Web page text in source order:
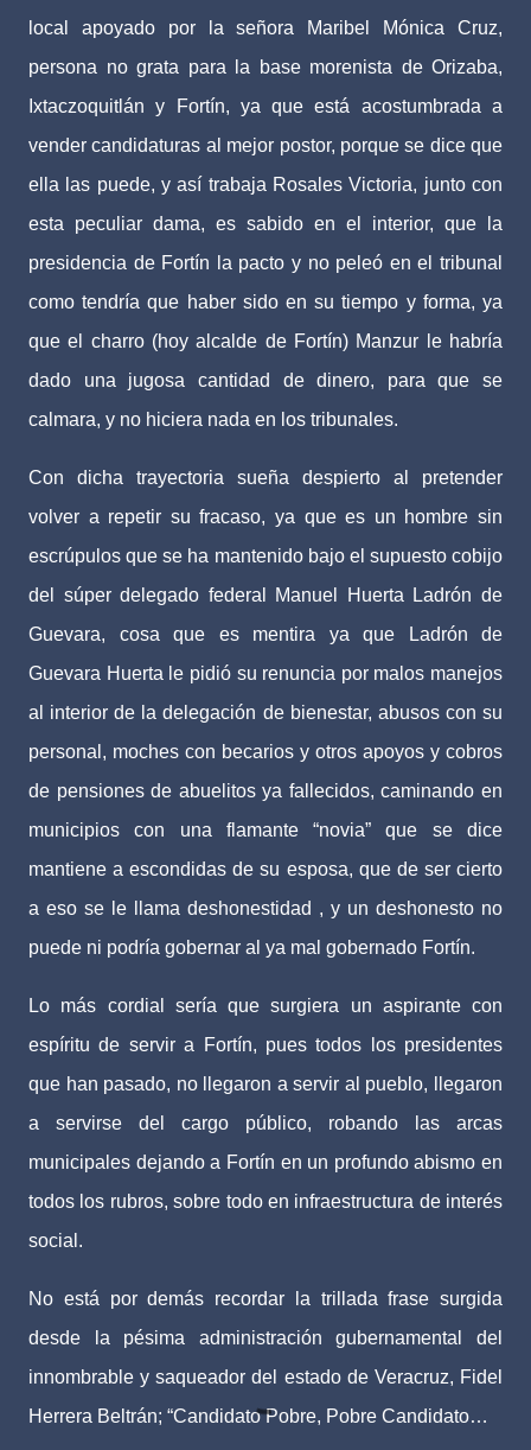
local apoyado por la señora Maribel Mónica Cruz,
persona no grata para la base morenista de Orizaba,
Ixtaczoquitlán y Fortín, ya que está acostumbrada a
vender candidaturas al mejor postor, porque se dice que
ella las puede, y así trabaja Rosales Victoria, junto con
esta peculiar dama, es sabido en el interior, que la
presidencia de Fortín la pacto y no peleó en el tribunal
como tendría que haber sido en su tiempo y forma, ya
que el charro (hoy alcalde de Fortín) Manzur le habría
dado una jugosa cantidad de dinero, para que se
calmara, y no hiciera nada en los tribunales.
Con dicha trayectoria sueña despierto al pretender
volver a repetir su fracaso, ya que es un hombre sin
escrúpulos que se ha mantenido bajo el supuesto cobijo
del súper delegado federal Manuel Huerta Ladrón de
Guevara, cosa que es mentira ya que Ladrón de
Guevara Huerta le pidió su renuncia por malos manejos
al interior de la delegación de bienestar, abusos con su
personal, moches con becarios y otros apoyos y cobros
de pensiones de abuelitos ya fallecidos, caminando en
municipios con una flamante “novia” que se dice
mantiene a escondidas de su esposa, que de ser cierto
a eso se le llama deshonestidad , y un deshonesto no
puede ni podría gobernar al ya mal gobernado Fortín.
Lo más cordial sería que surgiera un aspirante con
espíritu de servir a Fortín, pues todos los presidentes
que han pasado, no llegaron a servir al pueblo, llegaron
a servirse del cargo público, robando las arcas
municipales dejando a Fortín en un profundo abismo en
todos los rubros, sobre todo en infraestructura de interés
social.
No está por demás recordar la trillada frase surgida
desde la pésima administración gubernamental del
innombrable y saqueador del estado de Veracruz, Fidel
Herrera Beltrán; “Candidato Pobre, Pobre Candidato…